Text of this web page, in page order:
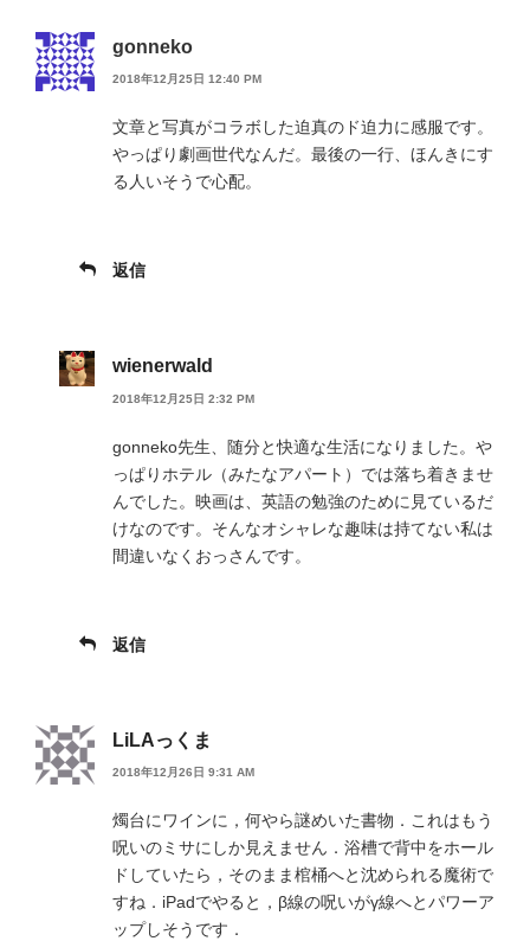
gonneko
2018年12月25日 12:40 PM
文章と写真がコラボした迫真のド迫力に感服です。
やっぱり劇画世代なんだ。最後の一行、ほんきにす
る人いそうで心配。
返信
wienerwald
2018年12月25日 2:32 PM
gonneko先生、随分と快適な生活になりました。や
っぱりホテル（みたなアパート）では落ち着きませ
んでした。映画は、英語の勉強のために見ているだ
けなのです。そんなオシャレな趣味は持てない私は
間違いなくおっさんです。
返信
LiLAっくま
2018年12月26日 9:31 AM
燭台にワインに，何やら謎めいた書物．これはもう
呪いのミサにしか見えません．浴槽で背中をホール
ドしていたら，そのまま棺桶へと沈められる魔術で
すね．iPadでやると，β線の呪いがγ線へとパワーア
ップしそうです．